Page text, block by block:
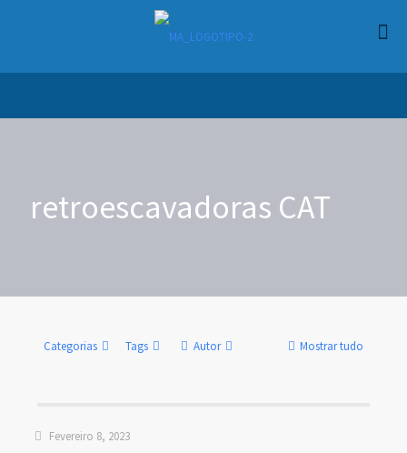
retroescavadoras CAT
Categorias Tags Autor Mostrar tudo
Fevereiro 8, 2023